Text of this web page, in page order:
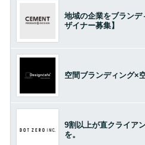
地域の企業をブラン
ザイナー募集】
空間ブランディング×
9割以上が直クライア
を。